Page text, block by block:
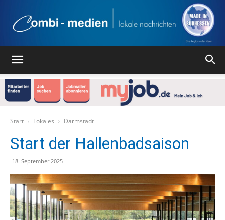
Start Lokales Darmstadt
Start der Hallenbadsaison
18. September 2025